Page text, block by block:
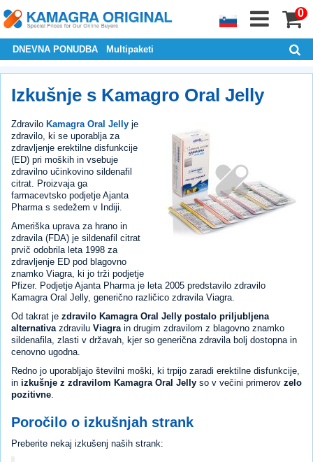
0
DNEVNA PONUDBA Multipaketi
Izkušnje s Kamagro Oral Jelly
Zdravilo Kamagra Oral Jelly je
zdravilo, ki se uporablja za
zdravljenje erektilne disfunkcije
(ED) pri moških in vsebuje
zdravilno učinkovino sildenafil
citrat. Proizvaja ga
farmacevtsko podjetje Ajanta
Pharma s sedežem v Indiji.
Ameriška uprava za hrano in
zdravila (FDA) je sildenafil citrat
prvič odobrila leta 1998 za
zdravljenje ED pod blagovno
znamko Viagra, ki jo trži podjetje
Pfizer. Podjetje Ajanta Pharma je leta 2005 predstavilo zdravilo
Kamagra Oral Jelly, generično različico zdravila Viagra.
Od takrat je zdravilo Kamagra Oral Jelly postalo priljubljena
alternativa zdravilu Viagra in drugim zdravilom z blagovno znamko
sildenafila, zlasti v državah, kjer so generična zdravila bolj dostopna in
cenovno ugodna.
Redno jo uporabljajo številni moški, ki trpijo zaradi erektilne disfunkcije,
in izkušnje z zdravilom Kamagra Oral Jelly so v večini primerov zelo
pozitivne
Poročilo o izkušnjah strank
Preberite nekaj izkušenj naših strank: